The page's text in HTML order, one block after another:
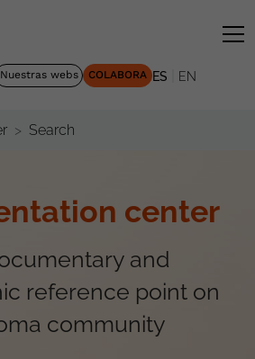
Nuestras webs COLABORA ES EN
Search
center
and
reference point on
community